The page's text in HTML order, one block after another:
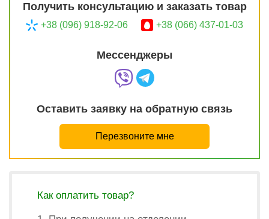
Получить консультацию и заказать товар
+38 (096) 918-92-06 +38 (066) 437-01-03
Мессенджеры
Оставить заявку на обратную связь
Перезвоните мне
Как оплатить товар?